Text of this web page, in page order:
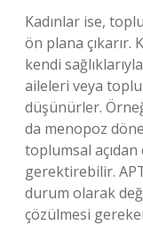
Kadınlar ise,
ön plana çıkarır.
kendi
aileleri veya
düşünürler.
da menopoz
toplumsal
gerektirebilir.
durum olarak
çözülmesi